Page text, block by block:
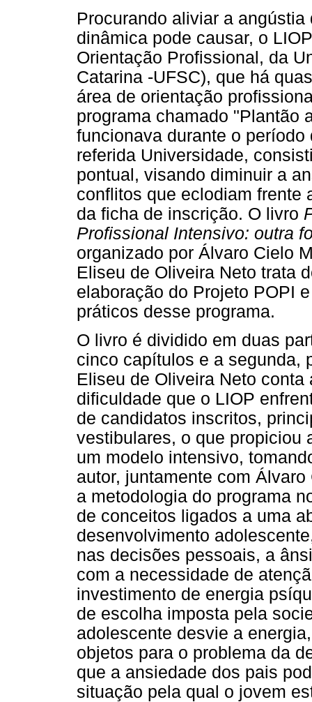
Procurando aliviar a
dinâmica pode causar, o
Orientação Profissional, da
Catarina -UFSC), que há
área de orientação
programa chamado "Plantão
funcionava durante o
referida Universidade,
pontual, visando diminuir a
conflitos que eclodiam frente
da ficha de inscrição. O livro
Profissional Intensivo: outra
organizado por Álvaro Cielo
Eliseu de Oliveira Neto trata
elaboração do Projeto POPI
práticos desse programa.
O livro é dividido em duas
cinco capítulos e a segunda,
Eliseu de Oliveira Neto
dificuldade que o LIOP
de candidatos inscritos,
vestibulares, o que propiciou
um modelo intensivo,
autor, juntamente com
a metodologia do programa
de conceitos ligados a uma
desenvolvimento
nas decisões pessoais, a
com a necessidade de
investimento de energia
de escolha imposta pela
adolescente desvie a
objetos para o problema da
que a ansiedade dos pais
situação pela qual o jovem